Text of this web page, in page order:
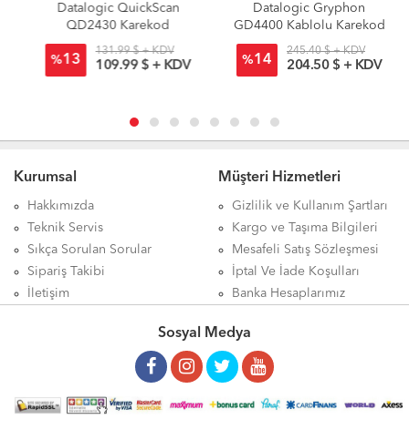
Datalogic QuickScan
QD2430 Karekod
Okuyucu
%13
131.99 $ + KDV
109.99 $ + KDV
Datalogic Gryphon
GD4400 Kablolu Karekod
Okuyucu
%14
245.40 $ + KDV
204.50 $ + KDV
Kurumsal
Hakkımızda
Teknik Servis
Sıkça Sorulan Sorular
Sipariş Takibi
İletişim
Müşteri Hizmetleri
Gizlilik ve Kullanım Şartları
Kargo ve Taşıma Bilgileri
Mesafeli Satış Sözleşmesi
İptal Ve İade Koşulları
Banka Hesaplarımız
Sosyal Medya